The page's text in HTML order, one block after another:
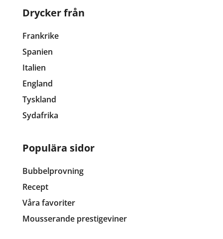
Drycker från
Frankrike
Spanien
Italien
England
Tyskland
Sydafrika
Populära sidor
Bubbelprovning
Recept
Våra favoriter
Mousserande prestigeviner